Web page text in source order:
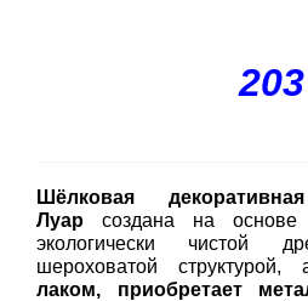
203
Шёлковая
Луар создана на
экологически чистой
шероховатой структурой,
лаком,
приобретает